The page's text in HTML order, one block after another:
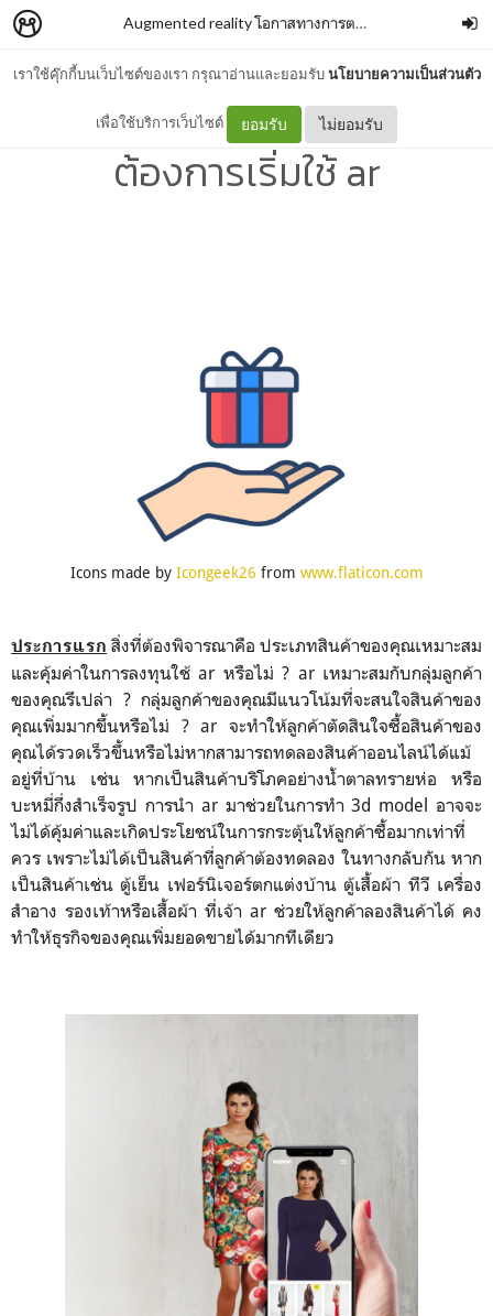
เราใช้คุ๊กกี้บนเว็บไซต์ของเรา กรุณาอ่านและยอมรับนโยบายความเป็นส่วนตัว
เพื่อใช้บริการเว็บไซต์ ยอมรับ ไม่ยอมรับ
Augmented reality โอกาสทางการตลาดของธุรกิจออนไลน์ช่วง covid-19
หากธุรกิจ online shopping
ต้องการเริ่มใช้ ar
Icons made by Icongeek26 from www.flaticon.com
ประการแรก สิ่งที่ต้องพิจารณาคือ ประเภทสินค้าของคุณเหมาะสม
และคุ้มค่าในการลงทุนใช้ ar หรือไม่ ? ar เหมาะสมกับกลุ่มลูกค้า
ของคุณรึเปล่า ? กลุ่มลูกค้าของคุณมีแนวโน้มที่จะสนใจสินค้าของ
คุณเพิ่มมากขึ้นหรือไม่ ? ar จะทำให้ลูกค้าตัดสินใจซื้อสินค้าของ
คุณได้รวดเร็วขึ้นหรือไม่หากสามารถทดลองสินค้าออนไลน์ได้แม้
อยู่ที่บ้าน เช่น หากเป็นสินค้าบริโภคอย่างน้ำตาลทรายห่อ หรือ
บะหมี่กึ่งสำเร็จรูป การนำ ar มาช่วยในการทำ 3d model อาจจะ
ไม่ได้คุ้มค่าและเกิดประโยชน์ในการกระตุ้นให้ลูกค้าซื้อมากเท่าที่
ควร เพราะไม่ได้เป็นสินค้าที่ลูกค้าต้องทดลอง ในทางกลับกัน หาก
เป็นสินค้าเช่น ตู้เย็น เฟอร์นิเจอร์ตกแต่งบ้าน ตู้เสื้อผ้า ทีวี เครื่อง
สำอาง รองเท้าหรือเสื้อผ้า ที่เจ้า ar ช่วยให้ลูกค้าลองสินค้าได้ คง
ทำให้ธุรกิจของคุณเพิ่มยอดขายได้มากทีเดียว